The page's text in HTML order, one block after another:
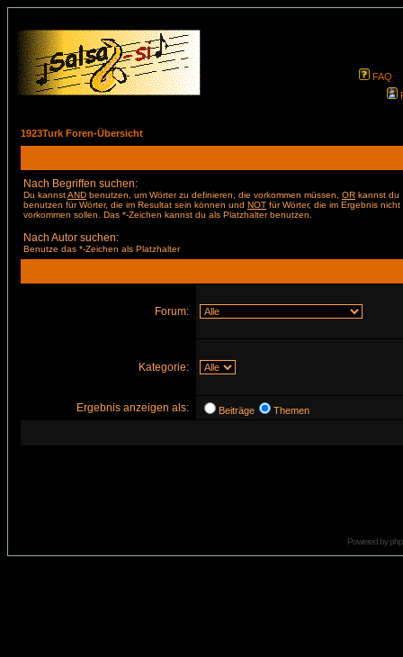
FAQ
1923Turk Foren-Übersicht
Nach Begriffen suchen:
Du kannstAND benutzen, um Wörter zu definieren, die vorkommen müssen, OR kannst du
benutzen für Wörter, die im Resultat sein können und NOT für Wörter, die im Ergebnis nicht
vorkommen sollen. Das *-Zeichen kannst du als Platzhalter benutzen.
Nach Autor suchen:
Benutze das *-Zeichen als Platzhalter
Forum:
Kategorie:
Ergebnis anzeigen als: Beiträge Themen
Powered by